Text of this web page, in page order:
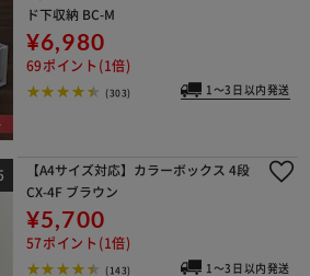
ド下収納 BC-M
¥6,980
69ポイント(1倍)
(303) 1～3日以内発送
【A4サイズ対応】カラーボックス 4段
CX-4F ブラウン
¥5,700
57ポイント(1倍)
(143) 1～3日以内発送